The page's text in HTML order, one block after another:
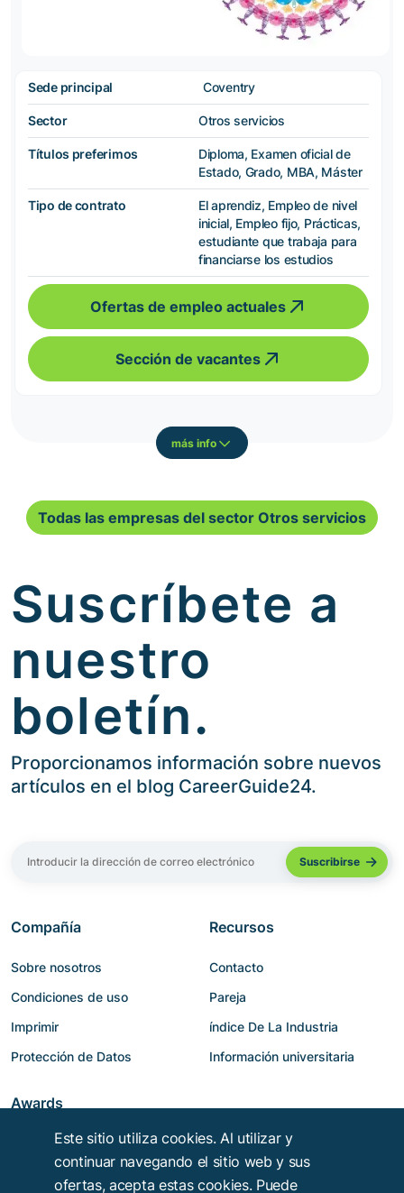
Sede principal Coventry
Sector Otros servicios
Títulos preferimos
Diploma, Examen oficial de
Estado, Grado, MBA, Máster
Tipo de contrato
El aprendiz, Empleo de nivel
inicial, Empleo fijo, Prácticas,
estudiante que trabaja para
financiarse los estudios
Ofertas de empleo actuales
Sección de vacantes
más info
Todas las empresas del sector Otros servicios
Suscríbete a
nuestro
boletín.
Proporcionamos información sobre nuevos
artículos en el blog CareerGuide24.
Compañía
Sobre nosotros
Condiciones de uso
Imprimir
Protección de Datos
Recursos
Contacto
Pareja
índice De La Industria
Información universitaria
Awards
Este sitio utiliza cookies. Al utilizar y
continuar navegando el sitio web y sus
ofertas, acepta estas cookies. Puede